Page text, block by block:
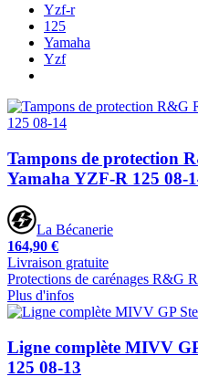
Yzf-r
125
Yamaha
Yzf
Tampons de protection
Yamaha YZF-R 125 08-
La Bécanerie
164,90 €
Livraison gratuite
Protections de carénages R&G
Plus d'infos
Ligne complète MIVV
125 08-13